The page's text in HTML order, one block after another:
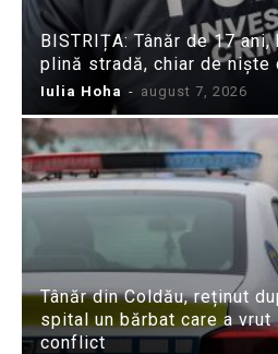
BISTRIȚA: Tânăr de 17
plină stradă, chiar de niște
Iulia Hoha - august 7, 2026
Tânăr din Coldău, reținut
spital un bărbat care a vrut
conflict